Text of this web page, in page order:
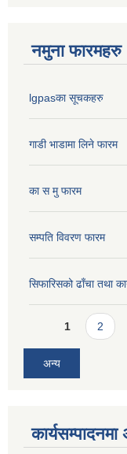
नमुना फारमहरु
lgpasका सूचकहरु
गाडी भाडामा लिने फारम
का स मु फारम
सम्पति विवरण फारम
सिफारिसको ढाँचा तथा
Pages
1 2
अन्य
कार्यसम्पादनमा